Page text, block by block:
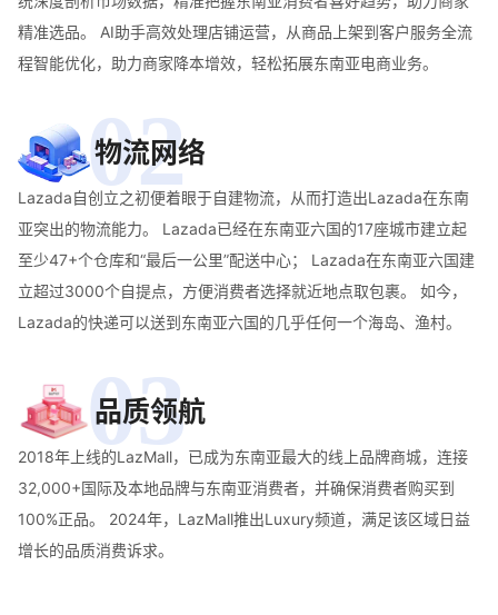
精准选品。 AI助手高效处理店铺运营，从商品上架到客户服务全流
程智能优化，助力商家降本增效，轻松拓展东南亚电商业务。
02
物流网络
Lazada自创立之初便着眼于自建物流，从而打造出Lazada在东南
亚突出的物流能力。 Lazada已经在东南亚六国的17座城市建立起
至少47+个仓库和“最后一公里”配送中心； Lazada在东南亚六国建
立超过3000个自提点，方便消费者选择就近地点取包裹。 如今，
Lazada的快递可以送到东南亚六国的几乎任何一个海岛、渔村。
03
品质领航
2018年上线的LazMall，已成为东南亚最大的线上品牌商城，连接
32,000+国际及本地品牌与东南亚消费者，并确保消费者购买到
100%正品。 2024年，LazMall推出Luxury频道，满足该区域日益
增长的品质消费诉求。